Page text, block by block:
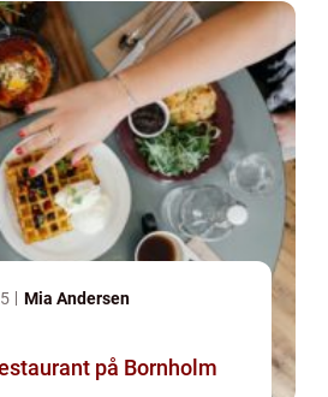
Mia Andersen
på Bornholm